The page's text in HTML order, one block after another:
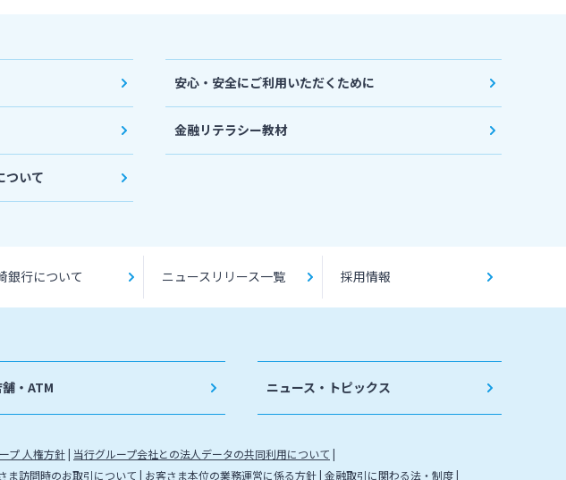
ついて
安心・安全にご利用いただくために
金融リテラシー教材
銀行について ニュースリリース一覧 採用情報
・ATM ニュース・トピックス
プ 人権方針 当行グループ会社との法人データの共同利用について
ま訪問時のお取引について お客さま本位の業務運営に係る方針 金融取引に関わる法・制度